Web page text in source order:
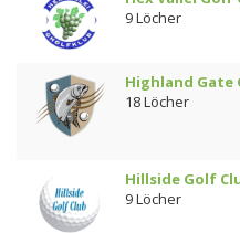
9 Löcher
Highland
18 Löcher
Hillside Golf
9 Löcher